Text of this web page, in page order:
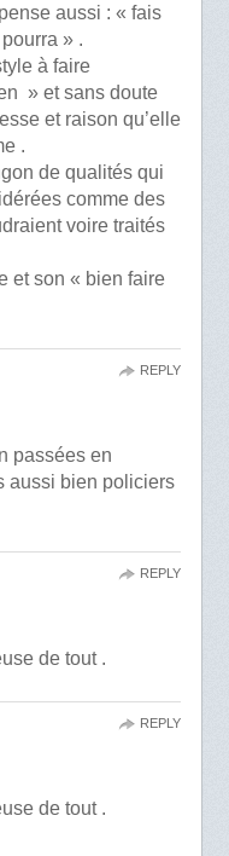
aussi : « fais
» .
à faire
» et sans doute
et raison qu’elle
.
de qualités qui
comme des
voire traités
et son « bien faire
passées en
aussi bien policiers
REPLY
de tout .
REPLY
de tout .
REPLY